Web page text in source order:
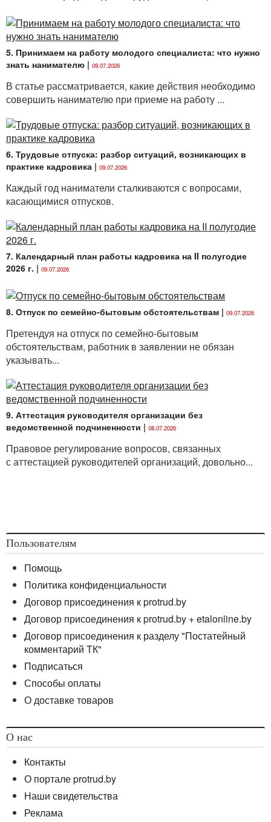
5. Принимаем на работу молодого специалиста: что нужно
знать нанимателю | 09.07.2026
В статье рассматривается, какие действия необходимо
совершить нанимателю при приеме на работу ...
6. Трудовые отпуска: разбор ситуаций, возникающих в
практике кадровика | 09.07.2026
Каждый год наниматели сталкиваются с вопросами,
касающимися отпусков.
7. Календарный план работы кадровика на II полугодие
2026 г. | 09.07.2026
8. Отпуск по семейно-бытовым обстоятельствам | 09.07.2026
Претендуя на отпуск по семейно-бытовым
обстоятельствам, работник в заявлении не обязан
указывать...
9. Аттестация руководителя организации без
ведомственной подчиненности | 08.07.2026
Правовое регулирование вопросов, связанных
с аттестацией руководителей организаций, довольно...
Пользователям
Помощь
Политика конфиденциальности
Договор присоединения к protrud.by
Договор присоединения к protrud.by + etalonline.by
Договор присоединения к разделу "Постатейный
комментарий ТК"
Подписаться
Способы оплаты
О доставке товаров
О нас
Контакты
О портале protrud.by
Наши свидетельства
Реклама